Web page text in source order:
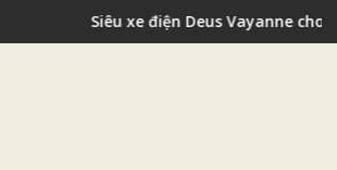
cho nhà giàu Siêu